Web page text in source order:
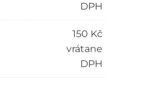
DPH
150 Kč
vrátane
DPH